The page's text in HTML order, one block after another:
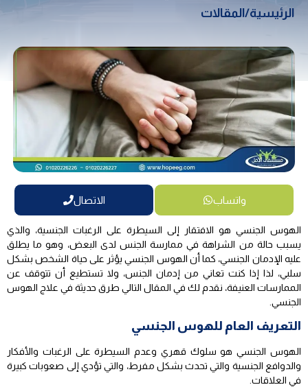
الرئيسية/المقالات
واتساب الاتصال
الهوس الجنسي هو الافتقار إلى السيطرة على الرغبات الجنسية، والذي
يسبب حالة من الشراهة في ممارسة الجنس لدى البعض، وهو ما يطلق
عليه الإدمان الجنسي، كما أن الهوس الجنسي يؤثر على حياة الشخص بشكل
سلبي، لذا إذا كنت تعاني من إدمان الجنس، ولا تستطيع أن تتوقف عن
الممارسات العنيفة، نقدم لك في المقال التالي طرق حديثة في علاج الهوس
الجنسي.
التعريف العام للهوس الجنسي
الهوس الجنسي هو سلوك قهري وعدم السيطرة على الرغبات والأفكار
والدوافع الجنسية والتي تحدث بشكل مفرط، والتي تؤدي إلى صعوبات كبيرة
في العلاقات.